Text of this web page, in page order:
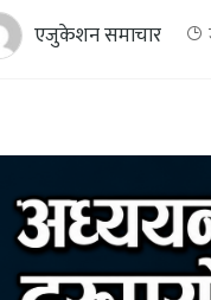
एजुकेशन समाचार